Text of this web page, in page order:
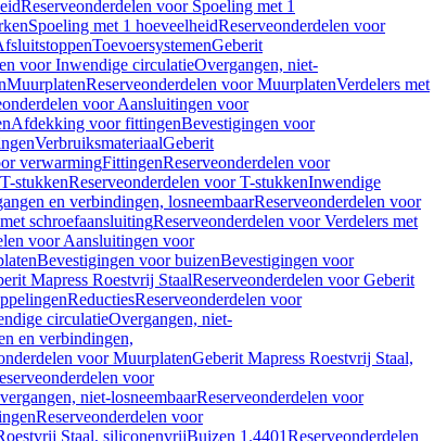
Reserveonderdelen voor Spoeling met 1
Spoeling met 1 hoeveelheidReserveonderdelen voor
ToevoersystemenGeberit
voor Inwendige circulatieOvergangen, niet-
MuurplatenReserveonderdelen voor MuurplatenVerdelers met
voor Aansluitingen voor
Afdekking voor fittingenBevestigingen voor
VerbruiksmateriaalGeberit
verwarmingFittingenReserveonderdelen voor
T-stukkenReserveonderdelen voor T-stukkenInwendige
en verbindingen, losneembaarReserveonderdelen voor
schroefaansluitingReserveonderdelen voor Verdelers met
voor Aansluitingen voor
Bevestigingen voor buizenBevestigingen voor
Mapress Roestvrij StaalReserveonderdelen voor Geberit
ReductiesReserveonderdelen voor
circulatieOvergangen, niet-
en verbindingen,
voor MuurplatenGeberit Mapress Roestvrij Staal,
voor
niet-losneembaarReserveonderdelen voor
Reserveonderdelen voor
Staal, siliconenvrijBuizen 1.4401Reserveonderdelen